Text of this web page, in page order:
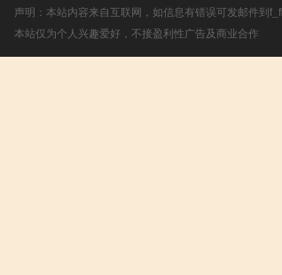
声明：本站内容来自互联网，如信息有错误可发邮件到
本站仅为个人兴趣爱好，不接盈利性广告及商业合作